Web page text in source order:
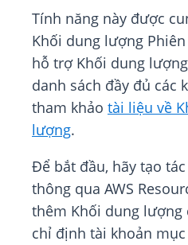
Tính năng này được
Khối dung lượng
hỗ trợ Khối dung
danh sách đầy đủ các
tham khảo tài liệu về
lượng.
Để bắt đầu, hãy tạo
thông qua AWS
thêm Khối dung lượng
chỉ định tài khoản